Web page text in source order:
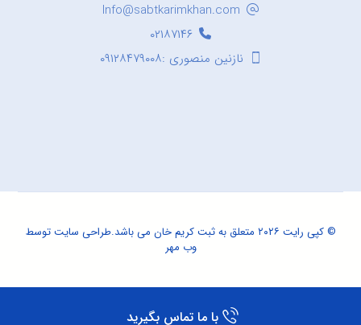
Info@sabtkarimkhan.com
۰۲۱۸۷۱۴۶
نازنین منصوری :۰۹۱۲۸۴۷۹۰۰۸
© کپی رایت ۲۰۲۶ متعلق به ثبت کریم خان می باشد. طراحی سایتتوسط
وب مهر
با ما تماس بگیرید